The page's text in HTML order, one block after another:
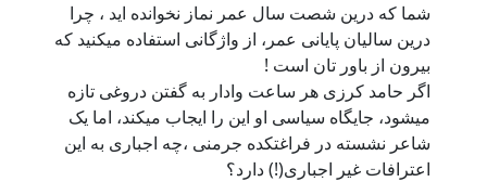
شما که درین شصت سال عمر نماز نخوانده اید ، چرا
درین سالیان پایانی عمر، از واژگانی استفاده میکنید که
بیرون از باور تان است !
اگر حامد کرزی هر ساعت وادار به گفتن دروغی تازه
میشود، جایگاه سیاسی او این را ایجاب میکند، اما یک
شاعر نشسته در فراغتکده جرمنی ،چه اجباری به این
اعترافات غیر اجباری(!) دارد؟